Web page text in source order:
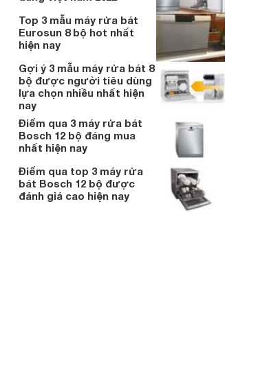
Top 3 mẫu máy rửa bát
Eurosun 8 bộ hot nhất
hiện nay
Gợi ý 3 mẫu máy rửa bát 8
bộ được người tiêu dùng
lựa chọn nhiều nhất hiện
nay
Điểm qua 3 máy rửa bát
Bosch 12 bộ đáng mua
nhất hiện nay
Điểm qua top 3 máy rửa
bát Bosch 12 bộ được
đánh giá cao hiện nay